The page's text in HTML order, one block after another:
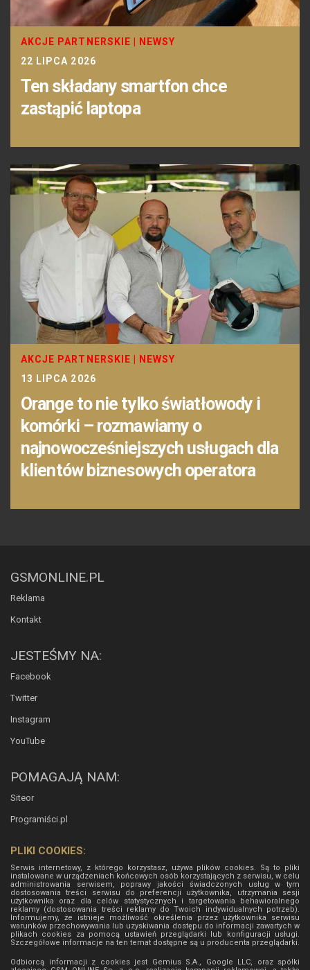
AKCJE PARTNERSKIE
NEWSY
22 LIPCA 2026
Ten składany smartfon chce
zastąpić laptopa
AKCJE PARTNERSKIE
NEWSY
13 LIPCA 2026
Orange to nie tylko światłowody i
komórki – rozmawiamy o
najnowocześniejszych usługach dla
klientów biznesowych operatora
GSMONLINE.PL
Reklama
Kontakt
JESTEŚMY NA:
Facebook
Twitter
Instagram
YouTube
POMAGAJĄ NAM:
Siteor
Programiści.pl
PLIKI COOKIES:
Serwis internetowy, z którego korzystasz, używa plików cookies. Są to pliki
instalowane w urządzeniach końcowych osób korzystających z serwisu, w celu
administrowania serwisem, poprawy jakości świadczonych usług w tym
dostosowania treści serwisu do preferencji użytkownika, utrzymania sesji
użytkownika oraz dla celów statystycznych i targetowania behawioralnego
reklamy (dostosowania treści reklamy do Twoich indywidualnych potrzeb).
Informujemy, że istnieje możliwość określenia przez użytkownika serwisu
warunków przechowywania lub uzyskiwania dostępu do informacji zawartych w
plikach cookies za pomocą ustawień przeglądarki lub konfiguracji usługi.
Szczegółowe informacje na ten temat dostępne są u producenta przeglądarki.
Odbiorcą informacji z cookies jest Gemius S.A., Google LLC, oraz spółki